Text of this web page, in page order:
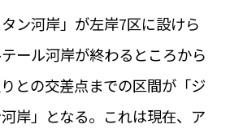
サイトポリシー
タン河岸」が左岸7区に設けら
ール河岸が終わるところから
との交差点までの区間が「ジ
岸」となる。これは現在、ア